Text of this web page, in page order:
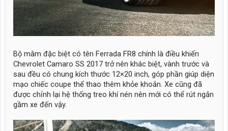
Bộ mâm đặc biệt có tên Ferrada FR8 chính là điều khiến
Chevrolet Camaro SS 2017 trở nên khác biệt, vành trước và
sau đều có chung kích thước 12×20 inch, góp phần giúp diện
mạo chiếc coupe thể thao thêm khỏe khoắn. Xe cũng đã
được chỉnh lại hệ thống treo khí nén nên mới có thể rút ngắn
gầm xe đến vậy.